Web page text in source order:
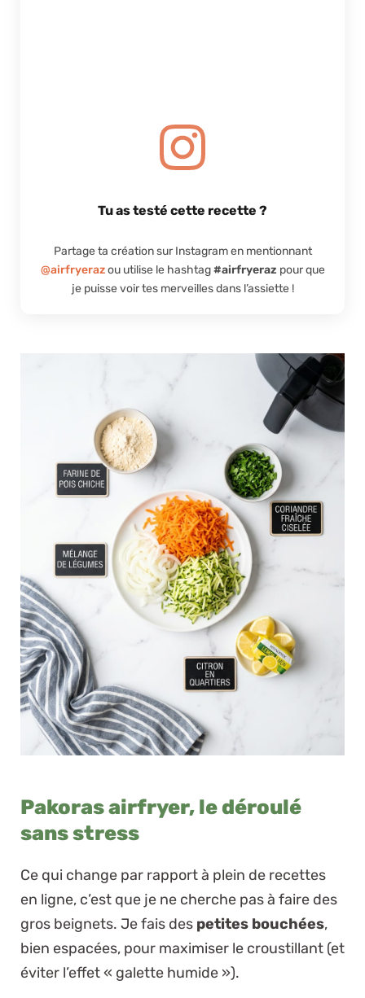
Tu as testé cette recette ?
Partage ta création sur Instagram en mentionnant
@airfryerazou utilise le hashtag#airfryeraz pour que
je puisse voir tes merveilles dans l’assiette !
Pakoras airfryer, le déroulé
sans stress
Ce qui change par rapport à plein de recettes
en ligne, c’est que je ne cherche pas à faire des
gros beignets. Je fais des petites bouchées,
bien espacées, pour maximiser le croustillant (et
éviter l’effet « galette humide »).